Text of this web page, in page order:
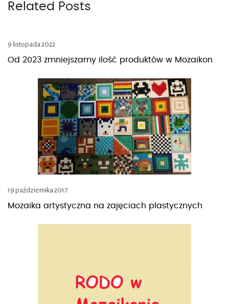
Related Posts
9 listopada 2022
Od 2023 zmniejszamy ilość produktów w Mozaikon
19 października 2017
Mozaika artystyczna na zajęciach plastycznych